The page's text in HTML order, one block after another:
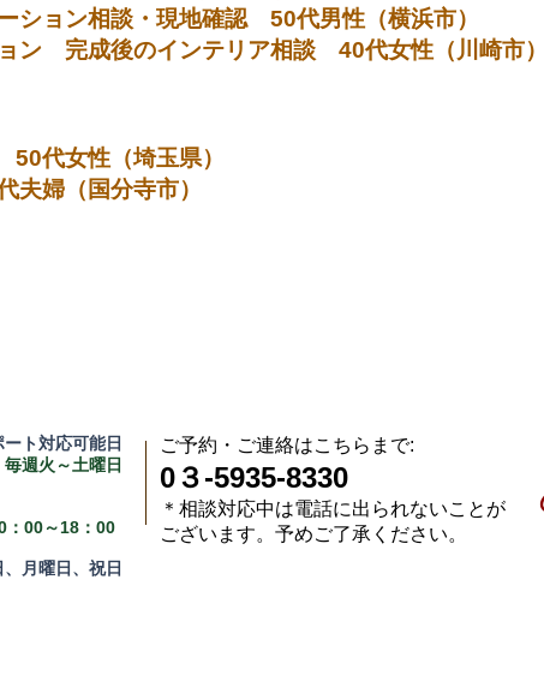
ション相談・現地確認 50代男性（横浜市）
ン 完成後のインテリア相談 40代女性（川崎市）
代女性（埼玉県）
婦（国分寺市）
ト対応可能日
～土曜日
～18：00
月曜日、祝日
ご予約・ご連絡はこちらまで:
0３-5935-8330
＊相談対応中は電話に出られないことが
ございます。予めご了承ください。